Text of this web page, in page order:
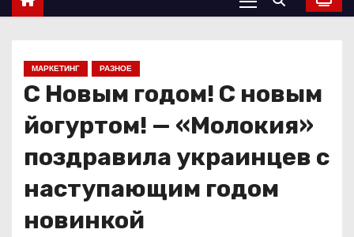
МАРКЕТИНГ РАЗНОЕ
С Новым годом! С новым
йогуртом! — «Молокия»
поздравила украинцев с
наступающим годом
новинкой